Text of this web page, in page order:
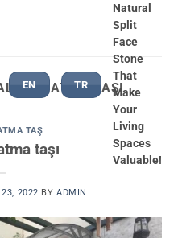
EN TR
Natural
Split
Face
Stone
That
Make
Your
Living
Spaces
Valuable!
PATLATMA TAŞI
TAŞ
taşı
2022 BY ADMIN